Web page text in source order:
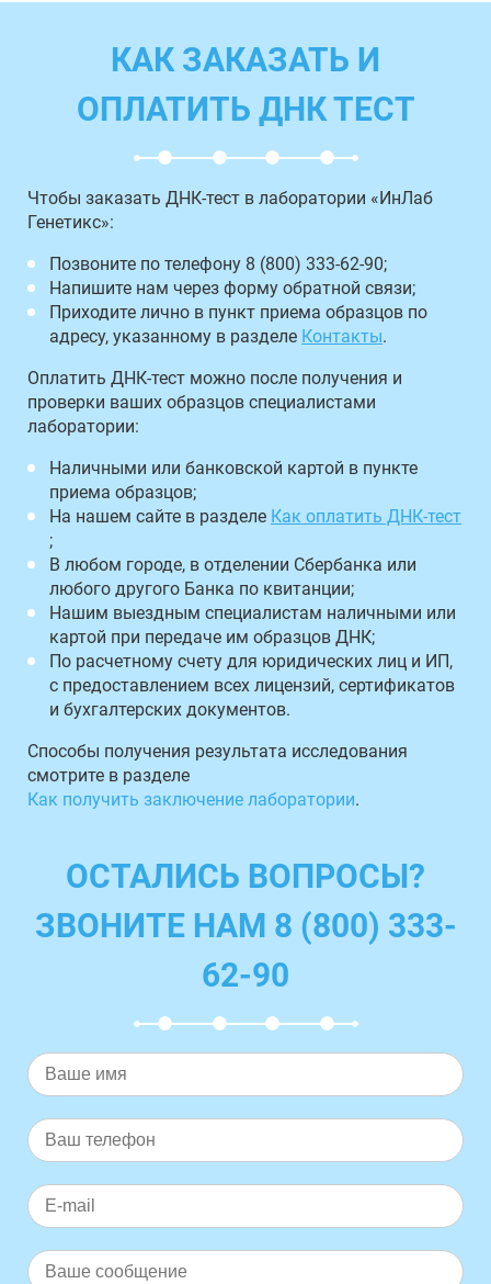
КАК ЗАКАЗАТЬ И
ОПЛАТИТЬ ДНК ТЕСТ
Чтобы заказать ДНК-тест в лаборатории «ИнЛаб
Генетикс»:
Позвоните по телефону 8 (800) 333-62-90;
Напишите нам через форму обратной связи;
Приходите лично в пункт приема образцов по
адресу, указанному в разделе Контакты.
Оплатить ДНК-тест можно после получения и
проверки ваших образцов специалистами
лаборатории:
Наличными или банковской картой в пункте
приема образцов;
На нашем сайте в разделе Как оплатить ДНК-тест
;
В любом городе, в отделении Сбербанка или
любого другого Банка по квитанции;
Нашим выездным специалистам наличными или
картой при передаче им образцов ДНК;
По расчетному счету для юридических лиц и ИП,
с предоставлением всех лицензий, сертификатов
и бухгалтерских документов.
Способы получения результата исследования
смотрите в разделе
Как получить заключение лаборатории.
ОСТАЛИСЬ ВОПРОСЫ?
ЗВОНИТЕ НАМ 8 (800) 333-
62-90